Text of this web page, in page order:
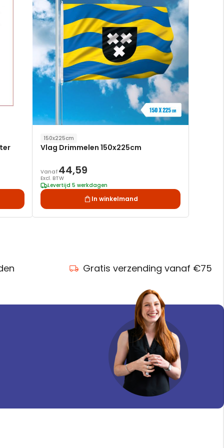
verlanglijst
verlanglijst
150x225cm
Vlag Drimmelen 150x225cm
Vanaf 44,59
Excl. BTW
Levertijd 5 werkdagen
In winkelmand
Gratis verzending vanaf €75